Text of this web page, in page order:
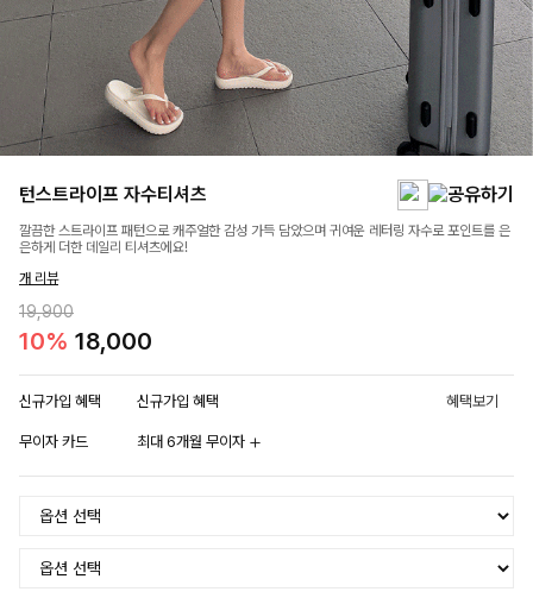
턴스트라이프 자수티셔츠
깔끔한 스트라이프 패턴으로 캐주얼한 감성 가득 담았으며 귀여운 레터링 자수로 포인트를 은
은하게 더한 데일리 티셔츠에요!
개 리뷰
19,900
10% 18,000
신규가입 혜택 신규가입 혜택 혜택보기
무이자 카드 최대 6개월 무이자